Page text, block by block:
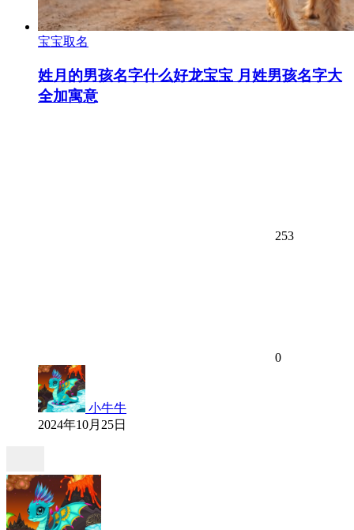
宝宝取名
姓月的男孩名字什么好龙宝宝 月姓男孩名字大
全加寓意
253
0
小牛牛
2024年10月25日